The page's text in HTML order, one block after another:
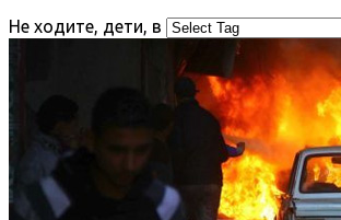
Не ходите, дети, в